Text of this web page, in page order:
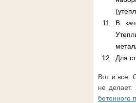
В
Для
Вот и все.
не делает.
бетонного